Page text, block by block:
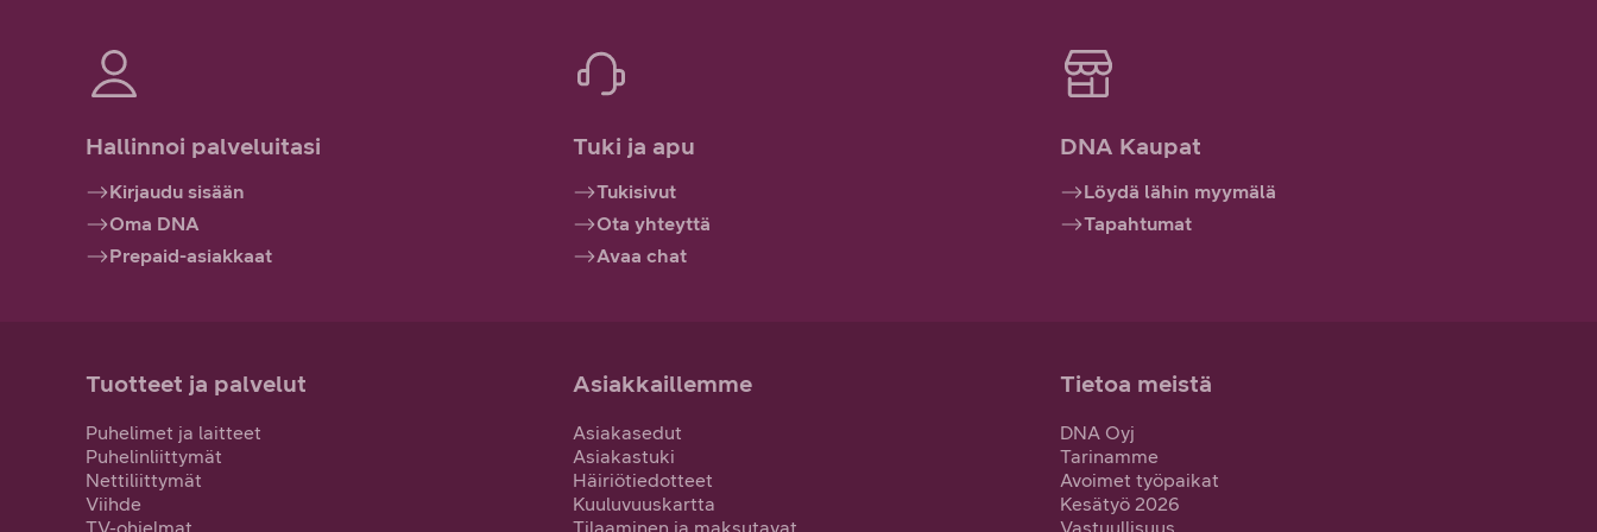
Hallinnoi palveluitasi
Kirjaudu sisään
Oma DNA
Prepaid-asiakkaat
Tuki ja apu
Tukisivut
Ota yhteyttä
Avaa chat
DNA Kaupat
Löydä lähin myymälä
Tapahtumat
Tuotteet ja palvelut
Puhelimet ja laitteet
Puhelinliittymät
Nettiliittymät
Viihde
Asiakkaillemme
Asiakasedut
Asiakastuki
Häiriötiedotteet
Kuuluvuuskartta
Tietoa meistä
DNA Oyj
Tarinamme
Avoimet työpaikat
Kesätyö 2026